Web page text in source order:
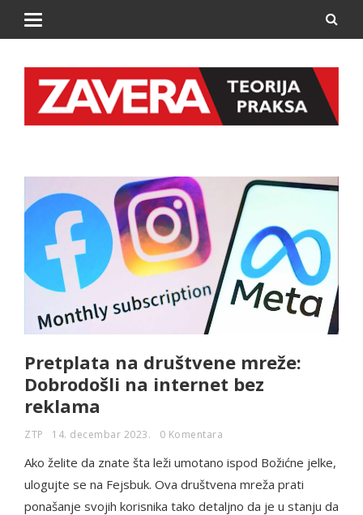
Pretplata na društvene mreže:
Dobrodošli na internet bez
reklama
ZTP 14. decembar 2023. 0 Komentara
Ako želite da znate šta leži umotano ispod Božićne jelke,
ulogujte se na Fejsbuk. Ova društvena mreža prati
ponašanje svojih korisnika tako detaljno da je u stanju da